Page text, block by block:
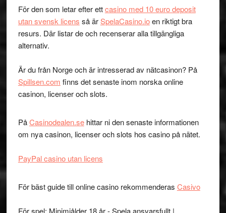
För den som letar efter ettcasino med 10 euro deposit
utan svensk licens så ärSpelaCasino.ioen riktigt bra
resurs. Där listar de och recenserar alla tillgängliga
alternativ.
Är du från Norge och är intresserad av nätcasinon? På
Spillsen.com finns det senaste inom norska online
casinon, licenser och slots.
PåCasinodealen.sehittar ni den senaste informationen
om nya casinon, licenser och slots hos casino på nätet.
PayPal casino utan licens
För bäst guide till online casino rekommenderas Casivo
För spel: Minimiålder 18 år - Spela ansvarsfullt |